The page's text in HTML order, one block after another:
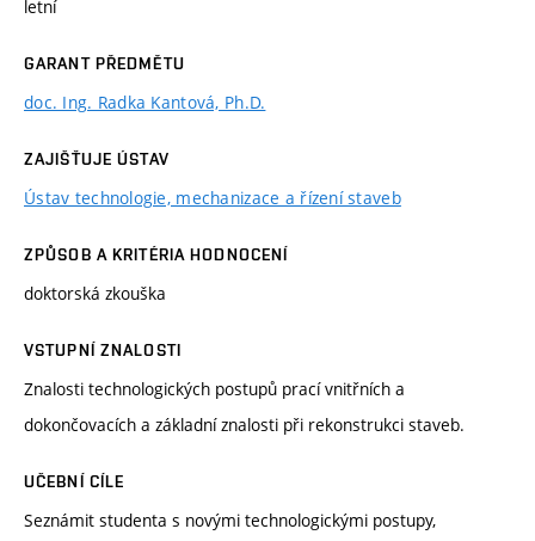
letní
GARANT PŘEDMĚTU
doc. Ing. Radka Kantová, Ph.D.
ZAJIŠŤUJE ÚSTAV
Ústav technologie, mechanizace a řízení staveb
ZPŮSOB A KRITÉRIA HODNOCENÍ
doktorská zkouška
VSTUPNÍ ZNALOSTI
Znalosti technologických postupů prací vnitřních a
dokončovacích a základní znalosti při rekonstrukci staveb.
UČEBNÍ CÍLE
Seznámit studenta s novými technologickými postupy,